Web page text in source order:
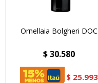
Ornellaia Bolgheri DOC
$ 30.580
$ 25.993